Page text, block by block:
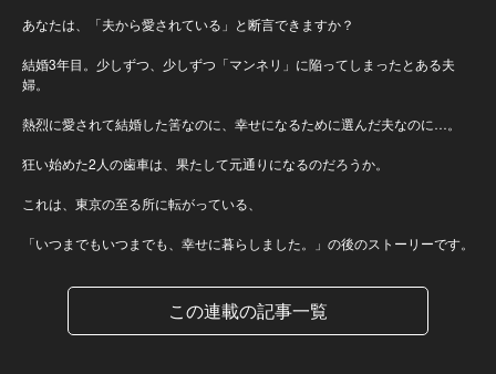
あなたは、「夫から愛されている」と断言できますか？
結婚3年目。少しずつ、少しずつ「マンネリ」に陥ってしまったとある夫
婦。
熱烈に愛されて結婚した筈なのに、幸せになるために選んだ夫なのに…。
狂い始めた2人の歯車は、果たして元通りになるのだろうか。
これは、東京の至る所に転がっている、
「いつまでもいつまでも、幸せに暮らしました。」の後のストーリーです。
この連載の記事一覧